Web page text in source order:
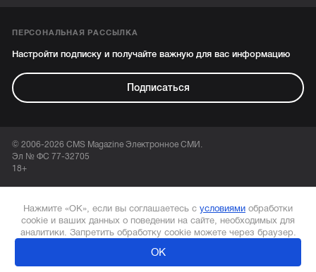
ПЕРСОНАЛЬНАЯ РАССЫЛКА
Настройти подписку и получайте важную для вас информацию
Подписаться
© 2006-2026 CMS Magazine Электронное СМИ.
Эл № ФС 77-32705
18+
Нажмите «ОК», если вы соглашаетесь с условиями обработки
cookie и ваших данных о поведении на сайте, необходимых для
аналитики. Запретить обработку cookie можете через браузер.
ОК